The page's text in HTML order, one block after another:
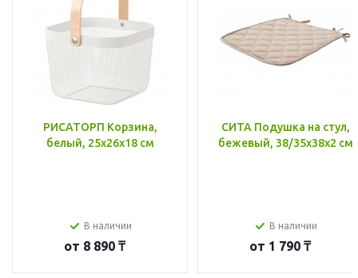
РИСАТОРП Корзина,
белый, 25x26x18 см
В наличии
от 8 890 ₸
СИТА Подушка на стул,
бежевый, 38/35x38x2 см
В наличии
от 1 790 ₸